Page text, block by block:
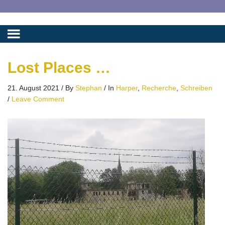
Lost Places …
21. August 2021 / By Stephan / In Harper, Recherche Schreiben
/ Leave Comment